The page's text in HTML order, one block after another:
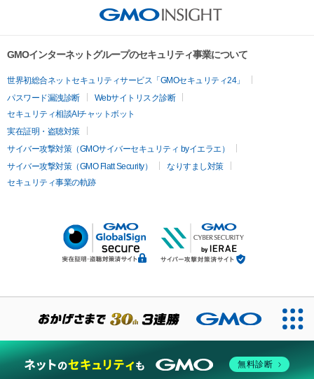
GMOインターネットグループのセキュリティ事業について
世界初総合ネットセキュリティサービス「GMOセキュリティ24」
パスワード漏洩診断
Webサイトリスク診断
セキュリティ相談AIチャットボット
実在証明・盗聴対策
サイバー攻撃対策（GMOサイバーセキュリティ byイエラエ）
サイバー攻撃対策（GMO Flatt Security）
なりすまし対策
セキュリティ事業の軌跡
無料診断